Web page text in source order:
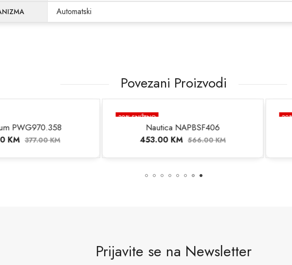
Automatski
Povezani Proizvodi
453.00 KM 256.00
Prijavite se na Newsletter